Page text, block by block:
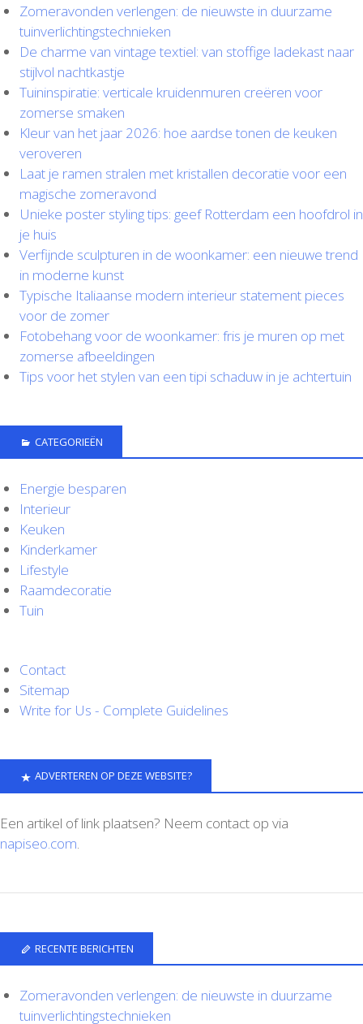
Zomeravonden verlengen: de nieuwste in duurzame
tuinverlichtingstechnieken
De charme van vintage textiel: van stoffige ladekast naar
stijlvol nachtkastje
Tuininspiratie: verticale kruidenmuren creëren voor
zomerse smaken
Kleur van het jaar 2026: hoe aardse tonen de keuken
veroveren
Laat je ramen stralen met kristallen decoratie voor een
magische zomeravond
Unieke poster styling tips: geef Rotterdam een hoofdrol in
je huis
Verfijnde sculpturen in de woonkamer: een nieuwe trend
in moderne kunst
Typische Italiaanse modern interieur statement pieces
voor de zomer
Fotobehang voor de woonkamer: fris je muren op met
zomerse afbeeldingen
Tips voor het stylen van een tipi schaduw in je achtertuin
CATEGORIEËN
Energie besparen
Interieur
Keuken
Kinderkamer
Lifestyle
Raamdecoratie
Tuin
Contact
Sitemap
Write for Us - Complete Guidelines
ADVERTEREN OP DEZE WEBSITE?
Een artikel of link plaatsen? Neem contact op via
napiseo.com.
RECENTE BERICHTEN
Zomeravonden verlengen: de nieuwste in duurzame
tuinverlichtingstechnieken